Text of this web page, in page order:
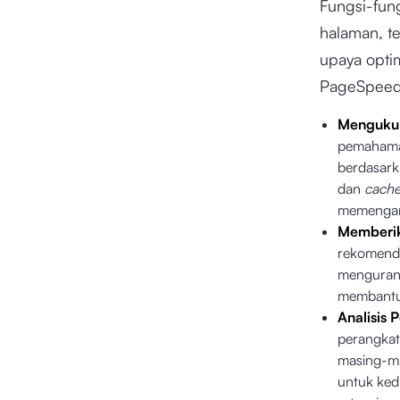
Fungsi-
halaman,
upaya
dan cache
Analisis
masing-
untuk